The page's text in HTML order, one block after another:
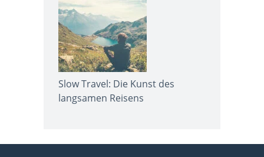
Slow Travel: Die Kunst des
langsamen Reisens